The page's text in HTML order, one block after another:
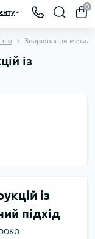
0
Зварювання
із
із
підхід